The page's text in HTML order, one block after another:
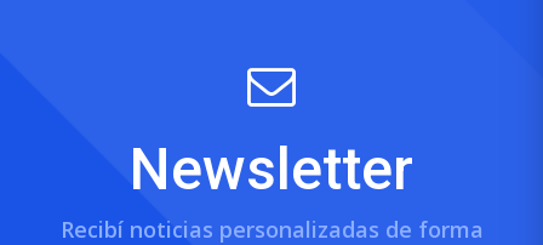
Newsletter
Recibí noticias personalizadas de forma